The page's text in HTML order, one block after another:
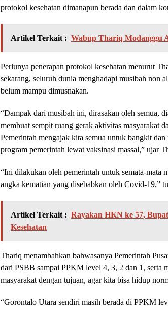
protokol kesehatan dimanapun berada dan dalam
Artikel Terkait : Wabup Thariq Modanggu
Perlunya penerapan protokol kesehatan menurut
sekarang, seluruh dunia menghadapi musibah non
belum mampu dimusnakan.
“Dampak dari musibah ini, dirasakan oleh semua,
membuat sempit ruang gerak aktivitas masyarakat
Pemerintah mengajak kita semua untuk bangkit
program pemerintah lewat vaksinasi massal,” ujar
“Ini dilakukan oleh pemerintah untuk semata-mata
angka kematian yang disebabkan oleh Covid-19,”
Artikel Terkait : Rayakan HKN ke 57,
Kesehatan
Thariq menambahkan bahwasanya Pemerintah
dari PSBB sampai PPKM level 4, 3, 2 dan 1, serta
masyarakat dengan tujuan, agar kita bisa hidup
“Gorontalo Utara sendiri masih berada di PPKM